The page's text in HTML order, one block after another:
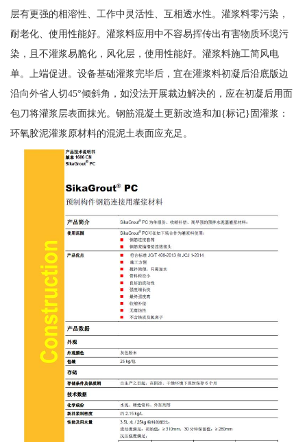
层有更强的相溶性、工作中灵活性、互相透水性。灌浆料零污染，
耐老化、使用性能好。灌浆料应用中不容易挥传出有害物质环境污
染，且不灌浆易脆化，风化层，使用性能好。灌浆料施工简风电
单。上端促进。设备基础灌浆完毕后，宜在灌浆料初凝后沿底版边
沿向外省人切45°倾斜角，如没法开展裁边解决的，应在初凝后用面
包刀将灌浆层表面抹光。钢筋混凝土更新改造和加{标记}固灌浆：
环氧胶泥灌浆原材料的混泥土表面应充足。